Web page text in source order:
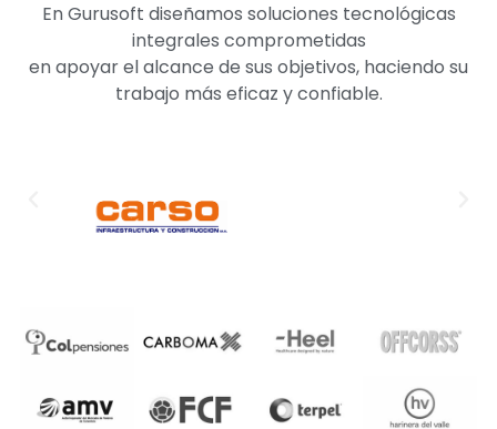
En Gurusoft diseñamos soluciones tecnológicas
integrales comprometidas
en apoyar el alcance de sus objetivos, haciendo su
trabajo más eficaz y confiable.